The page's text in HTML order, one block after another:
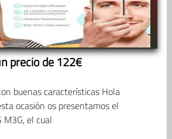
precio de 122€
buenas características Hola
ocasión os presentamos el
M3G, el cual